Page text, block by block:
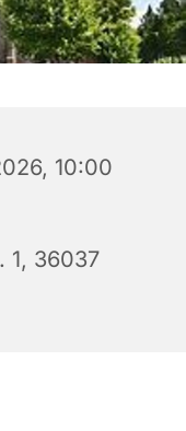
10:00
1, 36037